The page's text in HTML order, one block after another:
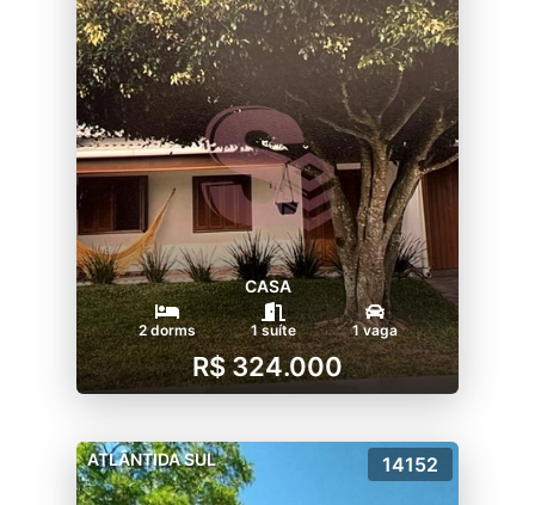
CASA
2 dorms 1 suíte 1 vaga
R$ 324.000
ATLÂNTIDA SUL 14152